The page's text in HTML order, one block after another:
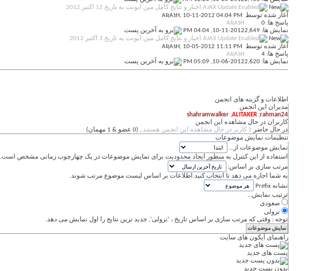
اخبار و نتایج کامل مین ایونت به تاریخ 12 اکتبر 2012
آغاز شده توسط
AƦAƾH, 10-11-2012 04:04 PM
پاسخ ها: 0
نمایش ها: 2,649
AƦAƾH
10-11-2012,
04:04 PM
اخبار و نتایج کامل مین ایونت به تاریخ 3 اکتبر 2012
آغاز شده توسط
AƦAƾH, 10-05-2012 11:11 PM
پاسخ ها: 4
نمایش ها: 2,620
AƦAƾH
10-06-2012,
05:09 PM
اطلاعات و گزینه های انجمن
مدیران این انجمن
rahman24
,
ALITAKER
,
shahramwalker
کاربران در حال مشاهده این انجمن
در حال حاضر 1 کاربر در حال مشاهده این انجمن هستند.
. (0 عضو & 1 مهمان)
تنظیمات نمایش موضوعات
نمایش موضوعات از...
استفاده از این کنترل به منظور ایجاد محدودیت برای نمایش موضوعات در یک چهارچوب زمانی مشخص است.
مرتب سازی بر اساس:
به شما اجازه می دهد تا انتخاب کنید اطلاعات بر اساس لیست موضوع مرتب شوند.
نشانه Prefix
ترتیب نمایش...
صعودی
نزولی
توجه : وقتی که مرتب سازی بر اساس تاریخ ، 'نزولی', جدید ترین نتایج را اول نمایش می دهد.
راهنمای آیکون های سایت
پست های جدید
بدون پست جدید